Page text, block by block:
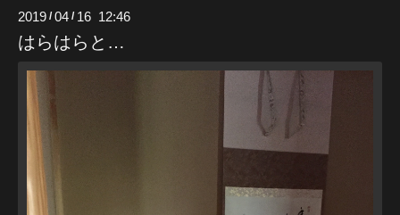
2019 /04 / 16 12:46
はらはらと…